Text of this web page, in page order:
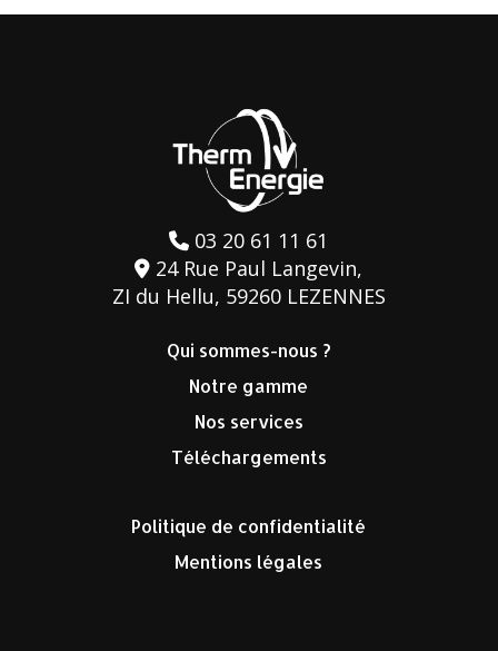
03 20 61 11 61
24 Rue Paul Langevin,
ZI du Hellu, 59260 LEZENNES
Qui sommes-nous ?
Notre gamme
Nos services
Téléchargements
Politique de confidentialité
Mentions légales